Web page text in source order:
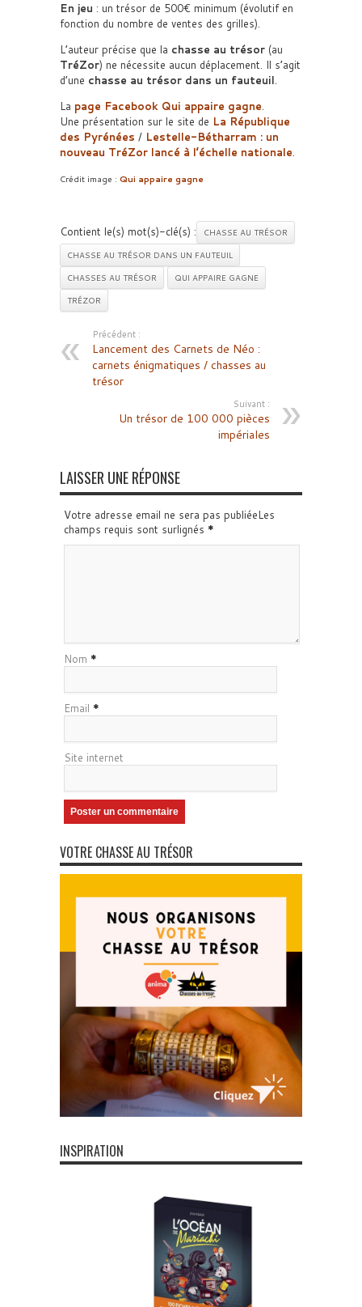
En jeu : un trésor de 500€ minimum (évolutif en
fonction du nombre de ventes des grilles).
L’auteur précise que la chasse au trésor (au
TréZor) ne nécessite aucun déplacement. Il s’agit
d’une chasse au trésor dans un fauteuil.
La page Facebook Qui appaire gagne.
Une présentation sur le site de La République
des Pyrénées / Lestelle-Bétharram : un
nouveau TréZor lancé à l’échelle nationale.
Crédit image : Qui appaire gagne
Contient le(s) mot(s)-clé(s) :
CHASSE AU TRÉSOR
CHASSE AU TRÉSOR DANS UN FAUTEUIL
CHASSES AU TRÉSOR
QUI APPAIRE GAGNE
TRÉZOR
Précédent :
Lancement des Carnets de Néo :
carnets énigmatiques / chasses au
trésor
Suivant :
Un trésor de 100 000 pièces
impériales
LAISSER UNE RÉPONSE
Votre adresse email ne sera pas publiéeLes
champs requis sont surlignés *
Nom *
Email *
Site internet
VOTRE CHASSE AU TRÉSOR
INSPIRATION